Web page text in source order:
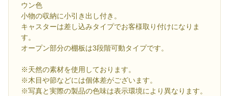
ウン色
小物の収納に小引き出し付き。
キャスターは差し込みタイプでお客様取り付けになりま
す。
オープン部分の棚板は3段階可動タイプです。
※天然の素材を使用しております。
※木目や節などには個体差がございます。
※写真と実際の製品の色味は表示環境により異なります。